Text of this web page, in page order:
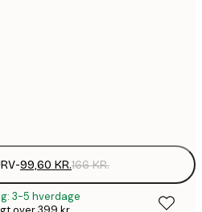
-99,60 KR.166 KR.
3-5 hverdage